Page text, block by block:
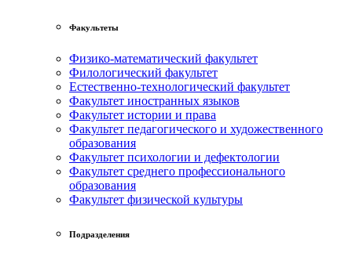
Факультеты
Физико-математический факультет
Филологический факультет
Естественно-технологический факультет
Факультет иностранных языков
Факультет истории и права
Факультет педагогического и художественного
образования
Факультет психологии и дефектологии
Факультет среднего профессионального
образования
Факультет физической культуры
Подразделения